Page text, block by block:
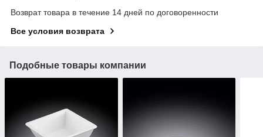
Возврат товара в течение 14 дней по договоренности
Все условия возврата
Подобные товары компании